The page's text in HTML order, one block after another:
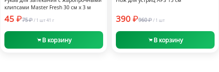
клипсами Master Fresh 30 см х 3 м
45 75 / 1 шт41 г
В корзину
390 960 / 1 шт
В корзину